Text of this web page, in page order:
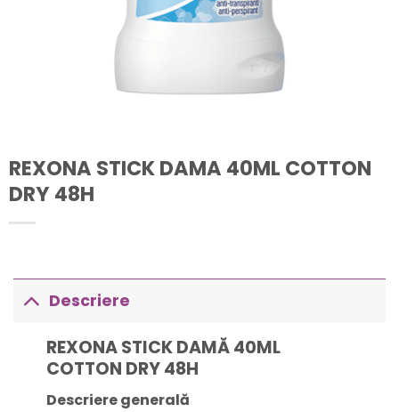
REXONA STICK DAMA 40ML COTTON
DRY 48H
Descriere
REXONA STICK DAMĂ 40ML
COTTON DRY 48H
Descriere generală